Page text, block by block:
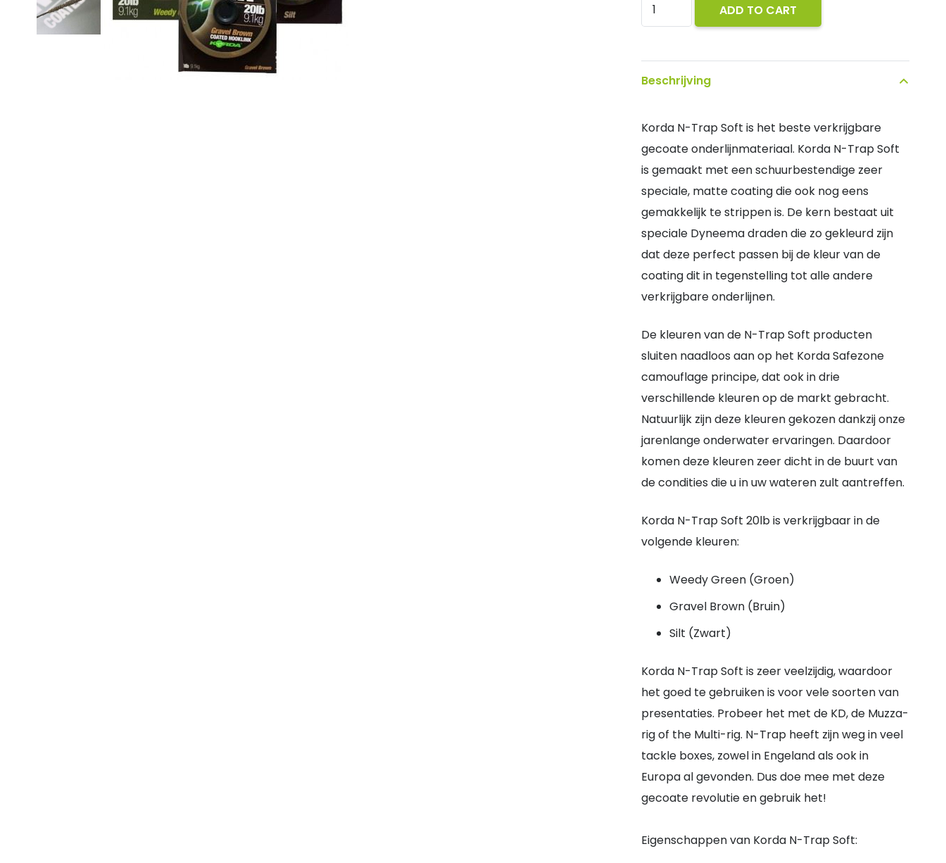
N-
Soft
20lb
quantity
ADD TO CART
Beschrijving
Korda N-Trap Soft is het beste verkrijgbare
gecoate onderlijnmateriaal. Korda N-Trap Soft
is gemaakt met een schuurbestendige zeer
speciale, matte coating die ook nog eens
gemakkelijk te strippen is. De kern bestaat uit
speciale Dyneema draden die zo gekleurd zijn
dat deze perfect passen bij de kleur van de
coating dit in tegenstelling tot alle andere
verkrijgbare onderlijnen.
De kleuren van de N-Trap Soft producten
sluiten naadloos aan op het Korda Safezone
camouflage principe, dat ook in drie
verschillende kleuren op de markt gebracht.
Natuurlijk zijn deze kleuren gekozen dankzij onze
jarenlange onderwater ervaringen. Daardoor
komen deze kleuren zeer dicht in de buurt van
de condities die u in uw wateren zult aantreffen.
Korda N-Trap Soft 20lb is verkrijgbaar in de
volgende kleuren:
Weedy Green (Groen)
Gravel Brown (Bruin)
Silt (Zwart)
Korda N-Trap Soft is zeer veelzijdig, waardoor
het goed te gebruiken is voor vele soorten van
presentaties. Probeer het met de KD, de Muzza-
rig of the Multi-rig. N-Trap heeft zijn weg in veel
tackle boxes, zowel in Engeland als ook in
Europa al gevonden. Dus doe mee met deze
gecoate revolutie en gebruik het!
Eigenschappen van Korda N-Trap Soft: